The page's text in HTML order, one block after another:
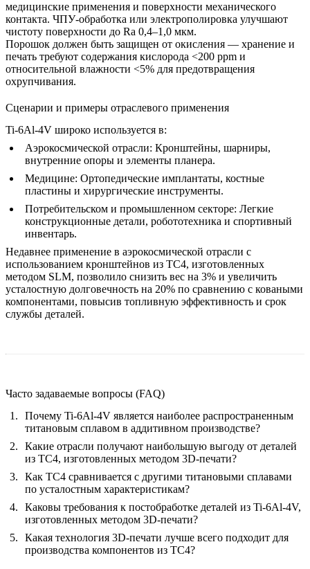
медицинские применения и поверхности механического
контакта. ЧПУ-обработка или электрополировка улучшают
чистоту поверхности до Ra 0,4–1,0 мкм.
Порошок должен быть защищен от окисления — хранение и
печать требуют содержания кислорода <200 ppm и
относительной влажности <5% для предотвращения
охрупчивания.
Сценарии и примеры отраслевого применения
Ti-6Al-4V широко используется в:
Аэрокосмической отрасли: Кронштейны, шарниры,
внутренние опоры и элементы планера.
Медицине: Ортопедические имплантаты, костные
пластины и хирургические инструменты.
Потребительском и промышленном секторе: Легкие
конструкционные детали, робототехника и спортивный
инвентарь.
Недавнее применение в аэрокосмической отрасли с
использованием кронштейнов из TC4, изготовленных
методом SLM, позволило снизить вес на 3% и увеличить
усталостную долговечность на 20% по сравнению с коваными
компонентами, повысив топливную эффективность и срок
службы деталей.
Часто задаваемые вопросы (FAQ)
Почему Ti-6Al-4V является наиболее распространенным
титановым сплавом в аддитивном производстве?
Какие отрасли получают наибольшую выгоду от деталей
из TC4, изготовленных методом 3D-печати?
Как TC4 сравнивается с другими титановыми сплавами
по усталостным характеристикам?
Каковы требования к постобработке деталей из Ti-6Al-4V,
изготовленных методом 3D-печати?
Какая технология 3D-печати лучше всего подходит для
производства компонентов из TC4?